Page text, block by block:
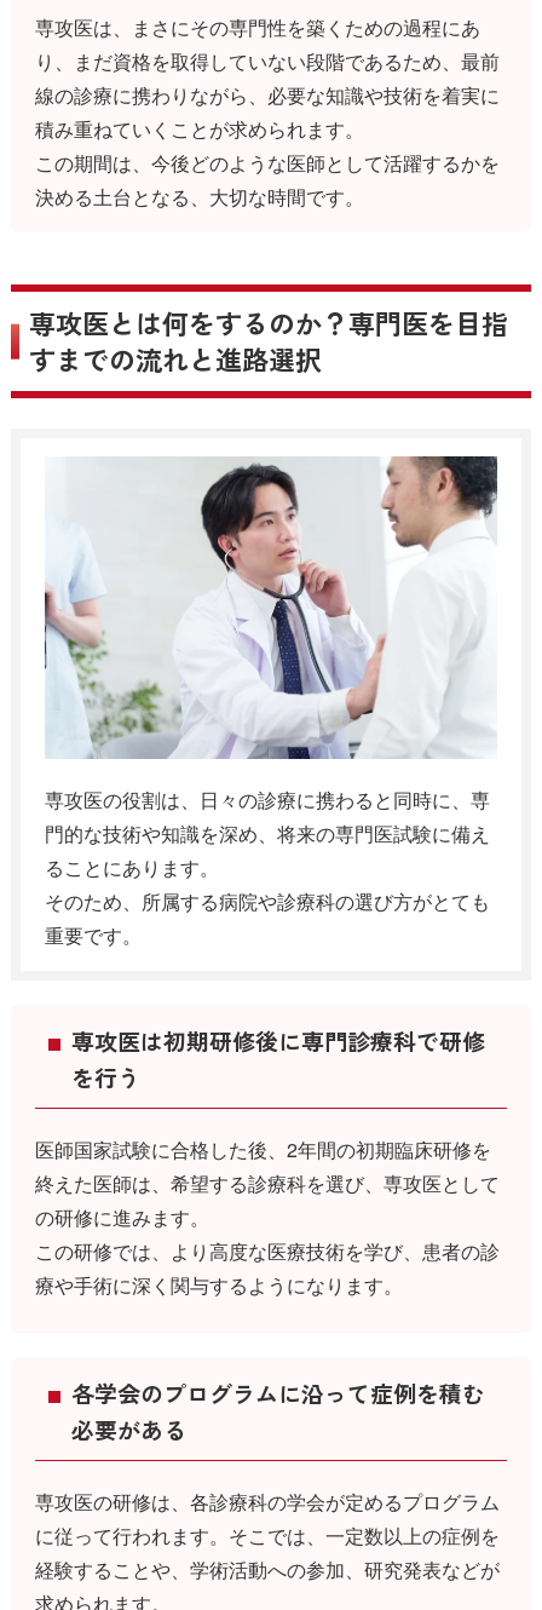
専攻医は、まさにその専門性を築くための過程にあ
り、まだ資格を取得していない段階であるため、最前
線の診療に携わりながら、必要な知識や技術を着実に
積み重ねていくことが求められます。
この期間は、今後どのような医師として活躍するかを
決める土台となる、大切な時間です。
専攻医とは何をするのか？専門医を目指
すまでの流れと進路選択
専攻医の役割は、日々の診療に携わると同時に、専
門的な技術や知識を深め、将来の専門医試験に備え
ることにあります。
そのため、所属する病院や診療科の選び方がとても
重要です。
専攻医は初期研修後に専門診療科で研修
を行う
医師国家試験に合格した後、2年間の初期臨床研修を
終えた医師は、希望する診療科を選び、専攻医として
の研修に進みます。
この研修では、より高度な医療技術を学び、患者の診
療や手術に深く関与するようになります。
各学会のプログラムに沿って症例を積む
必要がある
専攻医の研修は、各診療科の学会が定めるプログラム
に従って行われます。そこでは、一定数以上の症例を
経験することや、学術活動への参加、研究発表などが
求められます。